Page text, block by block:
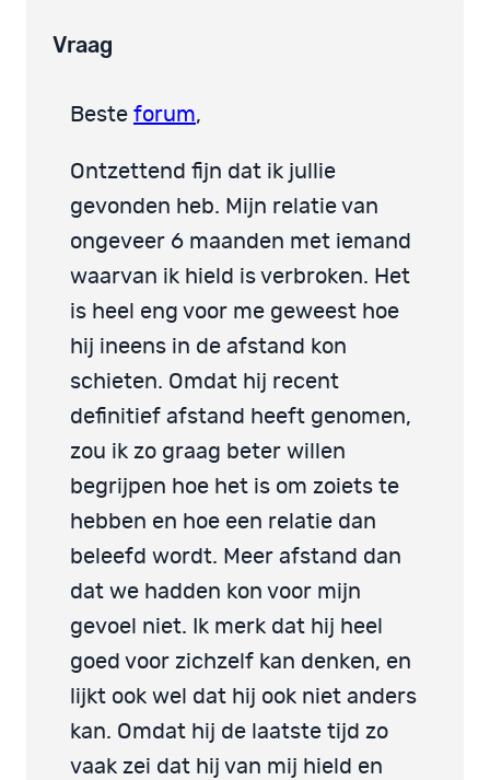
Vraag
Beste forum,
Ontzettend fijn dat ik jullie
gevonden heb. Mijn relatie van
ongeveer 6 maanden met iemand
waarvan ik hield is verbroken. Het
is heel eng voor me geweest hoe
hij ineens in de afstand kon
schieten. Omdat hij recent
definitief afstand heeft genomen,
zou ik zo graag beter willen
begrijpen hoe het is om zoiets te
hebben en hoe een relatie dan
beleefd wordt. Meer afstand dan
dat we hadden kon voor mijn
gevoel niet. Ik merk dat hij heel
goed voor zichzelf kan denken, en
lijkt ook wel dat hij ook niet anders
kan. Omdat hij de laatste tijd zo
vaak zei dat hij van mij hield en